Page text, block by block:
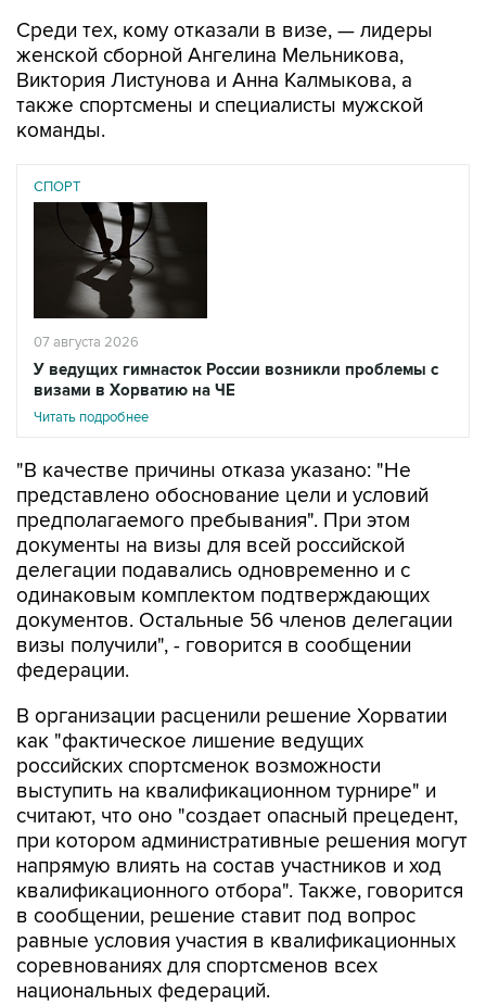
Среди тех, кому отказали в визе, — лидеры
женской сборной Ангелина Мельникова,
Виктория Листунова и Анна Калмыкова, а
также спортсмены и специалисты мужской
команды.
СПОРТ
07 августа 2026
У ведущих гимнасток России возникли проблемы с
визами в Хорватию на ЧЕ
Читать подробнее
"В качестве причины отказа указано: "Не
представлено обоснование цели и условий
предполагаемого пребывания". При этом
документы на визы для всей российской
делегации подавались одновременно и с
одинаковым комплектом подтверждающих
документов. Остальные 56 членов делегации
визы получили", - говорится в сообщении
федерации.
В организации расценили решение Хорватии
как "фактическое лишение ведущих
российских спортсменок возможности
выступить на квалификационном турнире" и
считают, что оно "создает опасный прецедент,
при котором административные решения могут
напрямую влиять на состав участников и ход
квалификационного отбора". Также, говорится
в сообщении, решение ставит под вопрос
равные условия участия в квалификационных
соревнованиях для спортсменов всех
национальных федераций.